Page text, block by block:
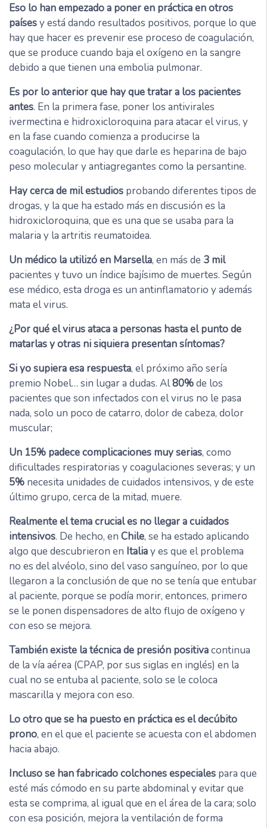
Eso lo han empezado a poner en práctica en otros
paísesy está dando resultados positivos, porque lo que
hay que hacer es prevenir ese proceso de coagulación,
que se produce cuando baja el oxígeno en la sangre
debido a que tienen una embolia pulmonar.
Es por lo anterior que hay que tratar a los pacientes
antes. En la primera fase, poner los antivirales
ivermectina e hidroxicloroquina para atacar el virus, y
en la fase cuando comienza a producirse la
coagulación, lo que hay que darle es heparina de bajo
peso molecular y antiagregantes como la persantine.
Hay cerca de mil estudios probando diferentes tipos de
drogas, y la que ha estado más en discusión es la
hidroxicloroquina, que es una que se usaba para la
malaria y la artritis reumatoidea.
Un médico la utilizó en Marsella, en más de 3 mil
pacientes y tuvo un índice bajísimo de muertes. Según
ese médico, esta droga es un antinflamatorio y además
mata el virus.
¿Por qué el virus ataca a personas hasta el punto de
matarlas y otras ni siquiera presentan síntomas?
Si yo supiera esa respuesta, el próximo año sería
premio Nobel… sin lugar a dudas. Al80%de los
pacientes que son infectados con el virus no le pasa
nada, solo un poco de catarro, dolor de cabeza, dolor
muscular;
Un 15% padece complicaciones muy serias, como
dificultades respiratorias y coagulaciones severas; y un
5% necesita unidades de cuidados intensivos, y de este
último grupo, cerca de la mitad, muere.
Realmente el tema crucial es no llegar a cuidados
intensivos. De hecho, en Chile, se ha estado aplicando
algo que descubrieron en Italiay es que el problema
no es del alvéolo, sino del vaso sanguíneo, por lo que
llegaron a la conclusión de que no se tenía que entubar
al paciente, porque se podía morir, entonces, primero
se le ponen dispensadores de alto flujo de oxígeno y
con eso se mejora.
También existe la técnica de presión positivacontinua
de la vía aérea (CPAP, por sus siglas en inglés) en la
cual no se entuba al paciente, solo se le coloca
mascarilla y mejora con eso.
Lo otro que se ha puesto en práctica es el decúbito
prono, en el que el paciente se acuesta con el abdomen
hacia abajo.
Incluso se han fabricado colchones especiales para que
esté más cómodo en su parte abdominal y evitar que
esta se comprima, al igual que en el área de la cara; solo
con esa posición, mejora la ventilación de forma